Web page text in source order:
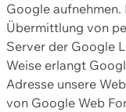
Google aufnehmen.
Übermittlung von
Server der Google
Weise erlangt
Adresse unsere
von Google Web